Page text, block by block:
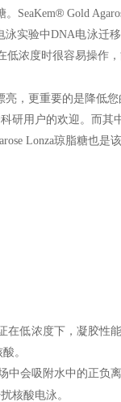
SeaKem® Gold
实验中DNA电泳迁
浓度时很容易操作
，更重要的是降低您
用户的欢迎。而其中
Lonza琼脂糖也是
低浓度下，凝胶性
。
会吸附水中的正负
核酸电泳。